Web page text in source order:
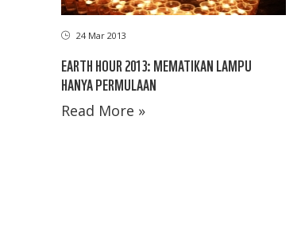
24 Mar 2013
EARTH HOUR 2013: MEMATIKAN LAMPU
HANYA PERMULAAN
Read More »